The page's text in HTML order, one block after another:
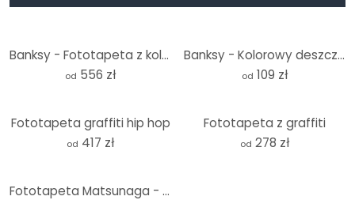
Banksy - Fototapeta z kolorowym deszczem
od 556 zł
Banksy - Kolorowy deszcz - Fototapeta okrągła - tapeta flizelinowa/tapeta flizelinowa samoprzylepna
od 109 zł
Fototapeta graffiti hip hop
od 417 zł
Fototapeta z graffiti
od 278 zł
Fototapeta Matsunaga - Ulica Shibuya